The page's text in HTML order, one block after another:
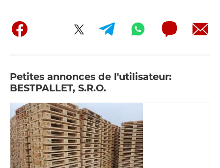
Petites annonces de l'utilisateur:
BESTPALLET, S.R.O.